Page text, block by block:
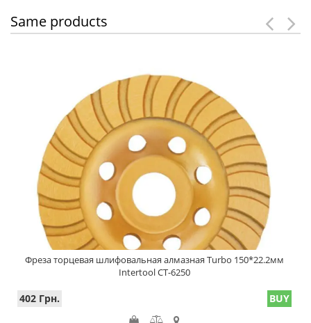
Same products
Фреза торцевая шлифовальная алмазная Turbo 150*22.2мм
Intertool CT-6250
402 Грн. BUY